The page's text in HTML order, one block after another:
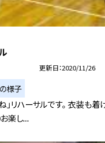
更新日 2020/11/26
様子
」リハーサルです。 衣装も着
楽し...